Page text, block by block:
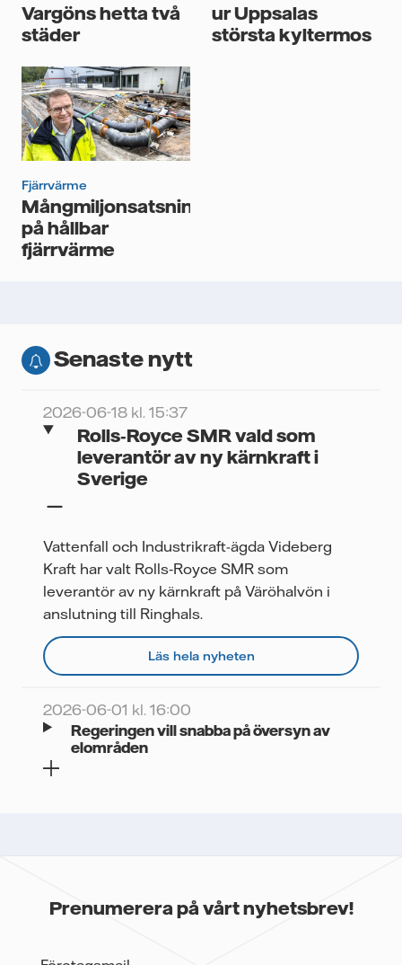
Vargöns hetta två
städer
ur Uppsalas
största kyltermos
Fjärrvärme
Mångmiljonsatsning
på hållbar
fjärrvärme
Senaste nytt
2026-06-18 kl. 15:37
Rolls‑Royce SMR vald som
leverantör av ny kärnkraft i
Sverige
Vattenfall och Industrikraft-ägda Videberg
Kraft har valt Rolls‑Royce SMR som
leverantör av ny kärnkraft på Väröhalvön i
anslutning till Ringhals.
Läs hela nyheten
2026-06-01 kl. 16:00
Regeringen vill snabba på översyn av
elområden
Prenumerera på vårt nyhetsbrev!